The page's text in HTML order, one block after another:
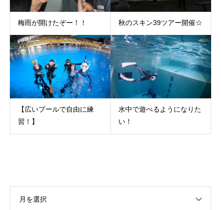
梅雨が開けたぞー！！ 秋のスキン39ツアー開催☆
【広いプールで自由に練
習！】
水中で遊べるようになりた
い！
月を選択